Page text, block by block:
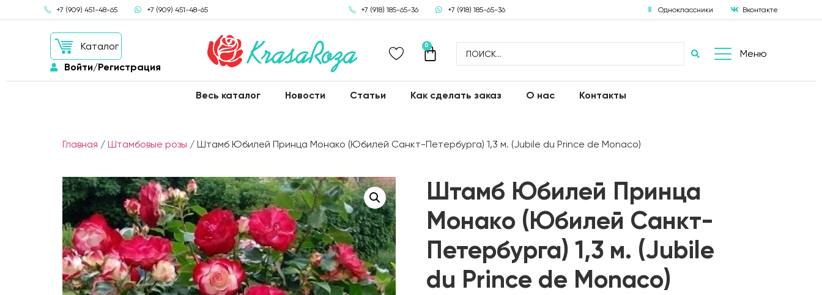
+7 (909) 451-48-65 +7 (909) 451-48-65 +7 (918) 185-65-36 +7 (918) 185-65-36 Одноклассники Вконтакте
Каталог
Войти/Регистрация
0
Меню
Весь каталог Новости Статьи Как сделать заказ О нас Контакты
Главная / Штамбовые розы / Штамб Юбилей Принца Монако (Юбилей Санкт-Петербурга) 1,3 м. (Jubile du Prince de Monaco)
Штамб Юбилей Принца
Монако (Юбилей Санкт-
Петербурга) 1,3 м. (Jubile
du Prince de Monaco)